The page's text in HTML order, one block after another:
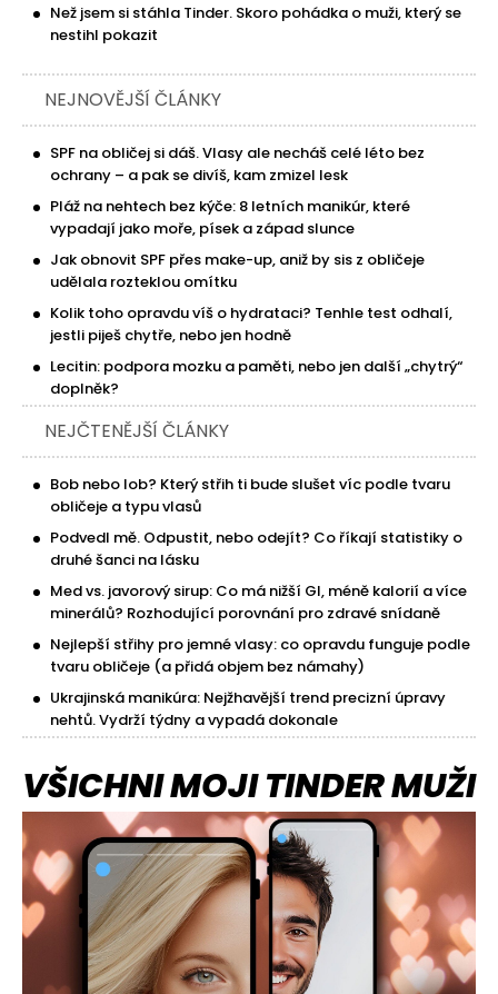
Než jsem si stáhla Tinder. Skoro pohádka o muži, který se
nestihl pokazit
NEJNOVĚJŠÍ ČLÁNKY
SPF na obličej si dáš. Vlasy ale necháš celé léto bez
ochrany – a pak se divíš, kam zmizel lesk
Pláž na nehtech bez kýče: 8 letních manikúr, které
vypadají jako moře, písek a západ slunce
Jak obnovit SPF přes make-up, aniž by sis z obličeje
udělala rozteklou omítku
Kolik toho opravdu víš o hydrataci? Tenhle test odhalí,
jestli piješ chytře, nebo jen hodně
Lecitin: podpora mozku a paměti, nebo jen další „chytrý“
doplněk?
NEJČTENĚJŠÍ ČLÁNKY
Bob nebo lob? Který střih ti bude slušet víc podle tvaru
obličeje a typu vlasů
Podvedl mě. Odpustit, nebo odejít? Co říkají statistiky o
druhé šanci na lásku
Med vs. javorový sirup: Co má nižší GI, méně kalorií a více
minerálů? Rozhodující porovnání pro zdravé snídaně
Nejlepší střihy pro jemné vlasy: co opravdu funguje podle
tvaru obličeje (a přidá objem bez námahy)
Ukrajinská manikúra: Nejžhavější trend precizní úpravy
nehtů. Vydrží týdny a vypadá dokonale
VŠICHNI MOJI TINDER MUŽI